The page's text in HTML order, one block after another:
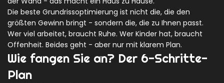
Die beste Grundrissoptimierung ist nicht die, die den
größten Gewinn bringt - sondern die, die zu Ihnen passt.
Wer viel arbeitet, braucht Ruhe. Wer Kinder hat, braucht
Offenheit. Beides geht - aber nur mit klarem Plan.
Wie fangen Sie an? Der 6-Schritte-
Plan